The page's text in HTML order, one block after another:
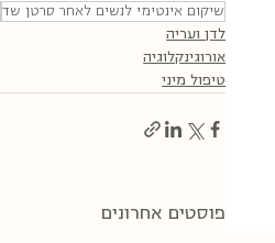
שיקום אינטימי לנשים לאחר סרטן שד
לדן ועריה
אורוגינקלוגיה
טיפול מיני
פוסטים אחרונים